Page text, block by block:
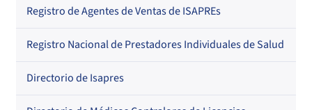
Por profesión
Regional
Por orden alfabético
Por profesión
Regional
Por orden alfabético
Por especialidad
Registro de Agentes de Ventas de ISAPREs
Registro Nacional de Prestadores Individuales de Salud
Directorio de Isapres